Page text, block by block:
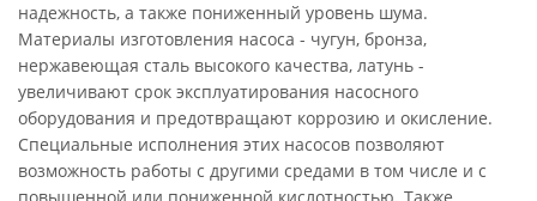
надежность, а также пониженный уровень шума.
Материалы изготовления насоса - чугун, бронза,
нержавеющая сталь высокого качества, латунь -
увеличивают срок эксплуатирования насосного
оборудования и предотвращают коррозию и окисление.
Специальные исполнения этих насосов позволяют
возможность работы с другими средами в том числе и с